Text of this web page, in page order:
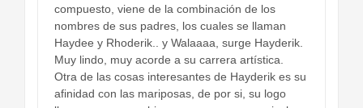
compuesto, viene de la combinación de los
nombres de sus padres, los cuales se llaman
Haydee y Rhoderik.. y Walaaaa, surge Hayderik.
Muy lindo, muy acorde a su carrera artística.
Otra de las cosas interesantes de Hayderik es su
afinidad con las mariposas, de por si, su logo